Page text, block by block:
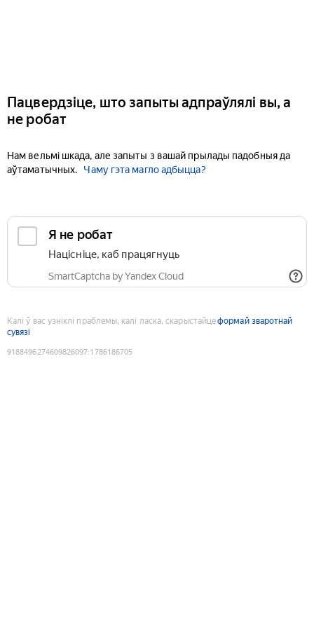
Пацвердзіце, што запыты адпраўлялі вы, а
не робат
Нам вельмі шкада, але запыты з вашай прылады падобныя да
аўтаматычных.
Чаму гэта магло адбыцца?
Я не робат
Націсніце, каб працягнуць
SmartCaptcha by Yandex Cloud
Калі ў вас узніклі праблемы, калі ласка, скарыстайцеформай зваротнай
сувязі
9188496274609826097:1786186705